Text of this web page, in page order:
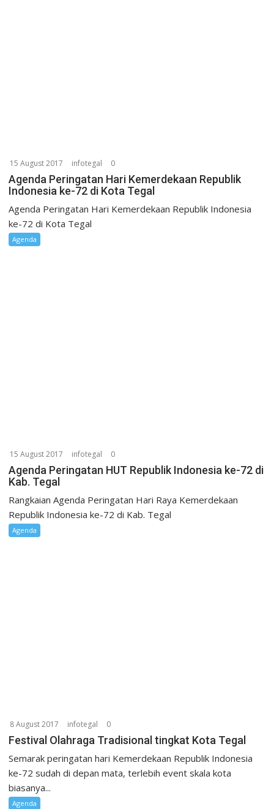
15 August 2017 infotegal 0
Agenda Peringatan Hari Kemerdekaan Republik
Indonesia ke-72 di Kota Tegal
Agenda Peringatan Hari Kemerdekaan Republik Indonesia
ke-72 di Kota Tegal
Agenda
15 August 2017 infotegal 0
Agenda Peringatan HUT Republik Indonesia ke-72 di
Kab. Tegal
Rangkaian Agenda Peringatan Hari Raya Kemerdekaan
Republik Indonesia ke-72 di Kab. Tegal
Agenda
8 August 2017 infotegal 0
Festival Olahraga Tradisional tingkat Kota Tegal
Semarak peringatan hari Kemerdekaan Republik Indonesia
ke-72 sudah di depan mata, terlebih event skala kota
biasanya...
Agenda